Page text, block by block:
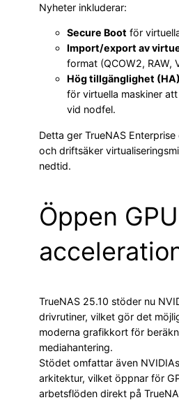
Nyheter inkluderar:
Secure Boot för
Import/export av
format (QCOW2, RAW,
Hög tillgänglighet (HA)
för virtuella maskiner
vid nodfel.
Detta ger TrueNAS
och driftsäker
nedtid.
Öppen
TrueNAS 25.10 stöder nu
drivrutiner, vilket gör det
moderna grafikkort för
mediahantering.
Stödet omfattar även
arkitektur, vilket öppnar för
arbetsflöden direkt på